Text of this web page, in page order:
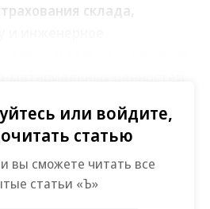
склада,
“Ъ” в крупной страховой
представила лишь
или войдите,
статью
вы сможете читать все
статьи «Ъ»